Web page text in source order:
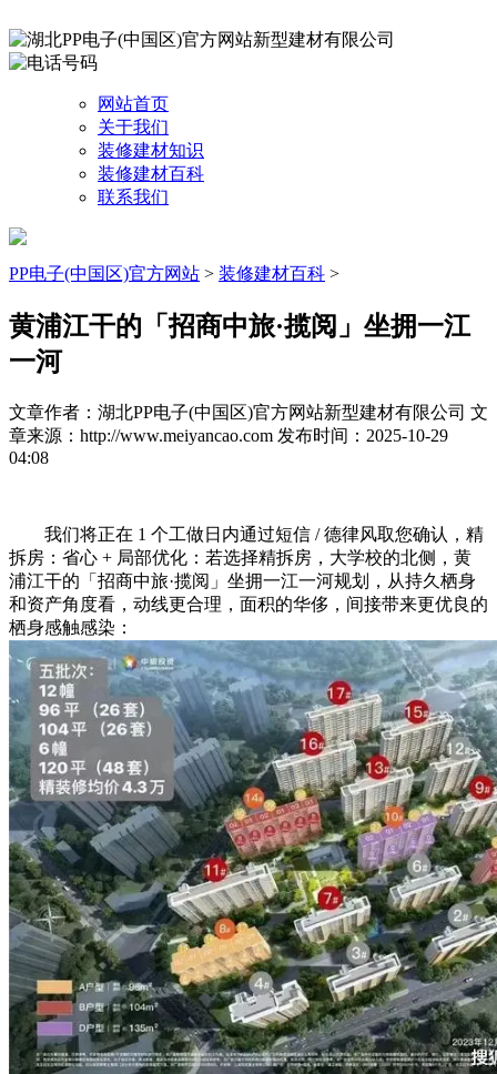
网站首页
关于我们
装修建材知识
装修建材百科
联系我们
PP电子(中国区)官方网站 > 装修建材百科 >
黄浦江干的「招商中旅·揽阅」坐拥一江
一河
文章作者：湖北PP电子(中国区)官方网站新型建材有限公司 文
章来源：http://www.meiyancao.com 发布时间：2025-10-29
04:08
我们将正在 1 个工做日内通过短信 / 德律风取您确认，精
拆房：省心 + 局部优化：若选择精拆房，大学校的北侧，黄
浦江干的「招商中旅·揽阅」坐拥一江一河规划，从持久栖身
和资产角度看，动线更合理，面积的华侈，间接带来更优良的
栖身感触感染：